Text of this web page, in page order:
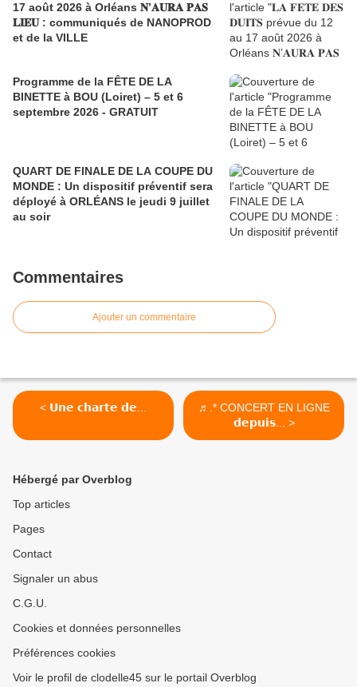
17 août 2026 à Orléans 𝐍’𝐀𝐔𝐑𝐀 𝐏𝐀𝐒
𝐋𝐈𝐄𝐔 : communiqués de NANOPROD
et de la VILLE
Programme de la FÊTE DE LA
BINETTE à BOU (Loiret) – 5 et 6
septembre 2026 - GRATUIT
QUART DE FINALE DE LA COUPE DU
MONDE : Un dispositif préventif sera
déployé à ORLÉANS le jeudi 9 juillet
au soir
Commentaires
Ajouter un commentaire
< 𝗨𝗻𝗲 𝗰𝗵𝗮𝗿𝘁𝗲 𝗱𝗲...
♬.* CONCERT EN LIGNE
𝗱𝗲𝗽𝘂𝗶𝘀... >
Hébergé par Overblog
Top articles
Pages
Contact
Signaler un abus
C.G.U.
Cookies et données personnelles
Préférences cookies
Voir le profil de clodelle45 sur le portail Overblog